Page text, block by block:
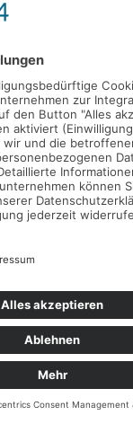
und werde als
sowie tolle